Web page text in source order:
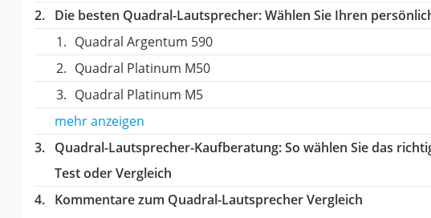
Die besten Quadral-Lautsprecher:Wählen Sie Ihren
Quadral Argentum 590
Quadral Platinum M50
Quadral Platinum M5
mehr anzeigen
Quadral-Lautsprecher-Kaufberatung: So wählen Sie das
Test oder Vergleich
Kommentare zum Quadral-Lautsprecher Vergleich